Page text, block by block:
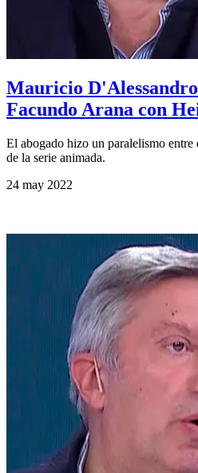
Mauricio
Facundo Arana con
El abogado hizo un paralelismo
de la serie animada.
24 may 2022